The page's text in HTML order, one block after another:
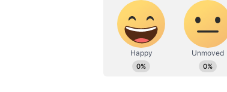
দিল্লি পুলিশ জানিয়েছে,
ক্লাসে চাকরির জন্য
করে নিয়েছে ইরফান।